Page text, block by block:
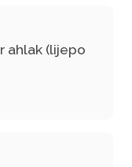
ahlak (lijepo